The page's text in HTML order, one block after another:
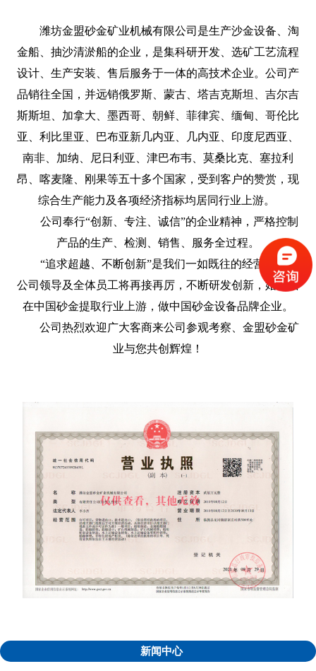
潍坊金盟砂金矿业机械有限公司是生产沙金设备、淘
金船、抽沙清淤船的企业，是集科研开发、选矿工艺流程
设计、生产安装、售后服务于一体的高技术企业。公司产
品销往全国，并远销俄罗斯、蒙古、塔吉克斯坦、吉尔吉
斯斯坦、加拿大、墨西哥、朝鲜、菲律宾、缅甸、哥伦比
亚、利比里亚、巴布亚新几内亚、几内亚、印度尼西亚、
南非、加纳、尼日利亚、津巴布韦、莫桑比克、塞拉利
昂、喀麦隆、刚果等五十多个国家，受到客户的赞赏，现
综合生产能力及各项经济指标均居同行业上游。
公司奉行“创新、专注、诚信”的企业精神，严格控制
产品的生产、检测、销售、服务全过程。
“追求超越、不断创新”是我们一如既往的经营理念，
公司领导及全体员工将再接再厉，不断研发创新，始终站
在中国砂金提取行业上游，做中国砂金设备品牌企业。
公司热烈欢迎广大客商来公司参观考察、金盟砂金矿
业与您共创辉煌！
新闻中心